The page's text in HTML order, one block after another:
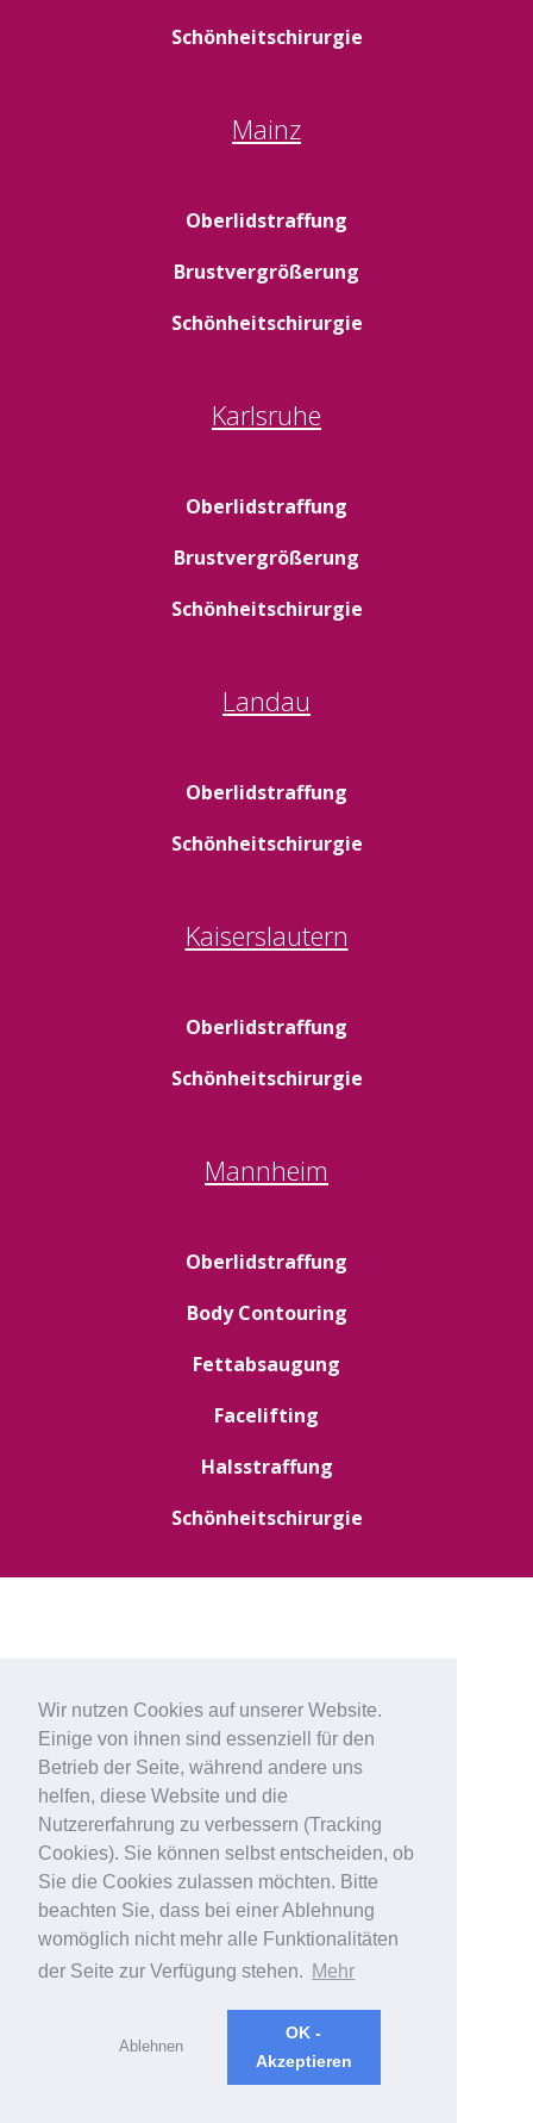
Wir nutzen Cookies auf unserer Website.
Einige von ihnen sind essenziell für den
Betrieb der Seite, während andere uns
helfen, diese Website und die
Nutzererfahrung zu verbessern (Tracking
Cookies). Sie können selbst entscheiden, ob
Sie die Cookies zulassen möchten. Bitte
beachten Sie, dass bei einer Ablehnung
womöglich nicht mehr alle Funktionalitäten
der Seite zur Verfügung stehen. Mehr
Ablehnen
OK -
Akzeptieren
Schönheitschirurgie
Mainz
Oberlidstraffung
Brustvergrößerung
Schönheitschirurgie
Karlsruhe
Oberlidstraffung
Brustvergrößerung
Schönheitschirurgie
Landau
Oberlidstraffung
Schönheitschirurgie
Kaiserslautern
Oberlidstraffung
Schönheitschirurgie
Mannheim
Oberlidstraffung
Body Contouring
Fettabsaugung
Facelifting
Halsstraffung
Schönheitschirurgie